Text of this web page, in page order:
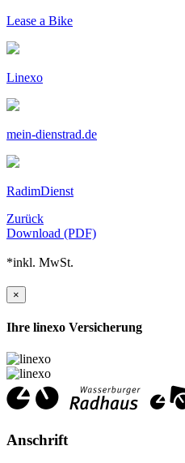
Lease a Bike
Linexo
mein-dienstrad.de
RadimDienst
Zurück
Download (PDF)
*inkl. MwSt.
×
Ihre linexo Versicherung
Anschrift